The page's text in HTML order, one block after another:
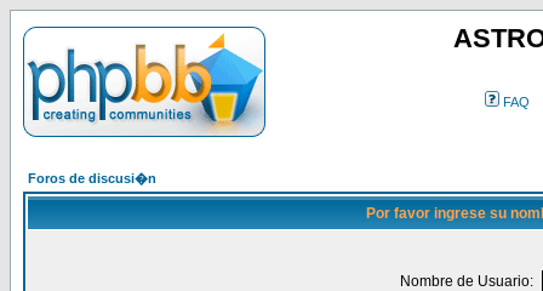
FAQ
Foros de discusi�n
Por favor ingrese su
Nombre de Usuario: